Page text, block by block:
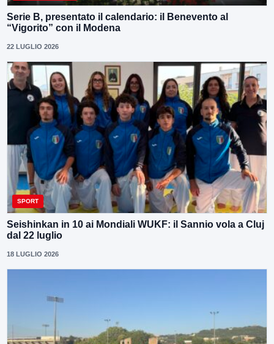
Serie B, presentato il calendario: il Benevento al
“Vigorito” con il Modena
22 LUGLIO 2026
SPORT
Seishinkan in 10 ai Mondiali WUKF: il Sannio vola a Cluj
dal 22 luglio
18 LUGLIO 2026